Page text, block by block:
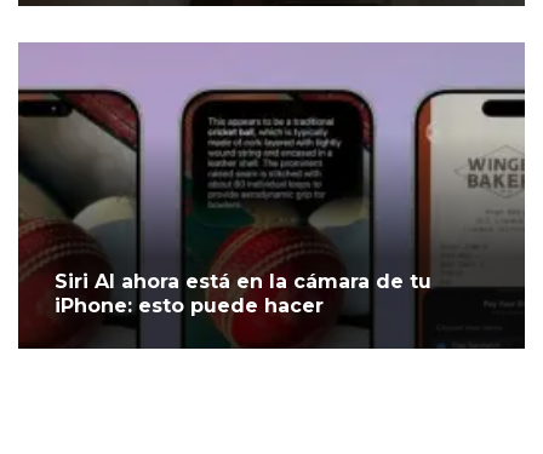
Siri AI ahora está en la cámara de tu
iPhone: esto puede hacer